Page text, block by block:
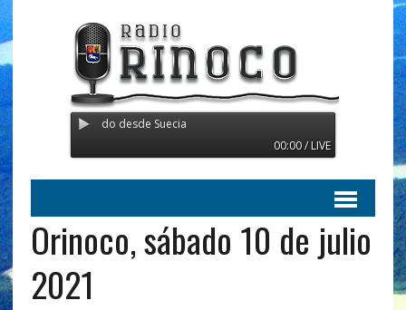
- Transmitiendo desde Suecia
00:00 / LIVE
Orinoco, sábado 10 de julio
2021